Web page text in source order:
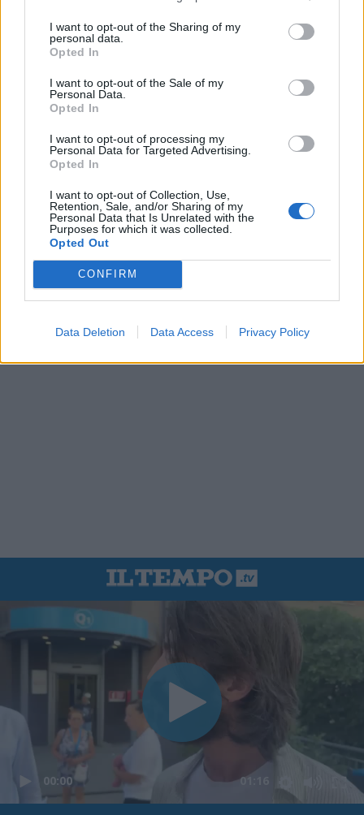
I want to opt-out of the Sharing of my
personal data.
Opted In
I want to opt-out of the Sale of my
Personal Data.
Opted In
I want to opt-out of processing my
Personal Data for Targeted Advertising.
Opted In
I want to opt-out of Collection, Use,
Retention, Sale, and/or Sharing of my
Personal Data that Is Unrelated with the
Purposes for which it was collected.
Opted Out
CONFIRM
Data Deletion Data Access Privacy Policy
00:00 01:16